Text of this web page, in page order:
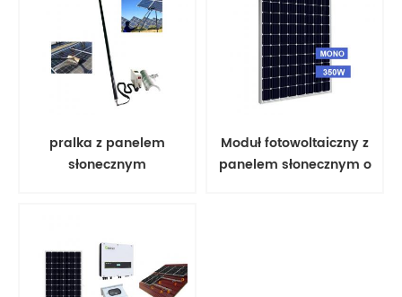
pralka z panelem
słonecznym
Moduł fotowoltaiczny z
panelem słonecznym o